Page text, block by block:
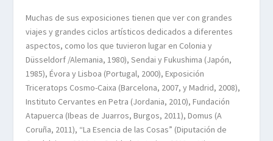
Muchas de sus exposiciones tienen que ver con grandes
viajes y grandes ciclos artísticos dedicados a diferentes
aspectos, como los que tuvieron lugar en Colonia y
Düsseldorf /Alemania, 1980), Sendai y Fukushima (Japón,
1985), Évora y Lisboa (Portugal, 2000), Exposición
Triceratops Cosmo-Caixa (Barcelona, 2007, y Madrid, 2008),
Instituto Cervantes en Petra (Jordania, 2010), Fundación
Atapuerca (Ibeas de Juarros, Burgos, 2011), Domus (A
Coruña, 2011), “La Esencia de las Cosas” (Diputación de